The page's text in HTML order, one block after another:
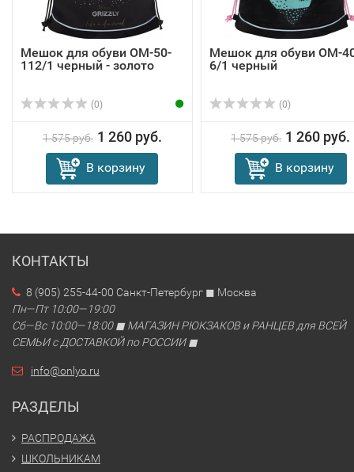
Мешок для обуви OM-50-
112/1 черный - золото
(0)
1 575 руб. 1 260 руб.
В корзину
Мешок для обуви OM-
6/1 черный
(0)
1 575 руб. 1 260 руб.
В корзину
КОНТАКТЫ
8 (905) 255-44-00 Санкт-Петербург ◼ Москва
Пн—Пт 10:00—19:00
Сб—Вс 10:00—18:00 ◼ МАГАЗИН РЮКЗАКОВ и РАНЦЕВ для ВСЕЙ
СЕМЬИ с ДОСТАВКОЙ по РОССИИ ◼
info@onlyo.ru
РАЗДЕЛЫ
РАСПРОДАЖА
ШКОЛЬНИКАМ